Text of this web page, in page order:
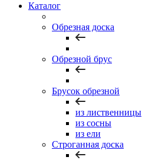
Каталог
Обрезная доска
Обрезной брус
Брусок обрезной
из лиственницы
из сосны
из ели
Строганная доска